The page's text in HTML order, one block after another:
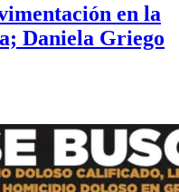
en la
Daniela Griego